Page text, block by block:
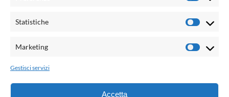
Statistiche
Marketing
Gestisci servizi
Accetta
email:
Grafica e web:Salvatore Leto